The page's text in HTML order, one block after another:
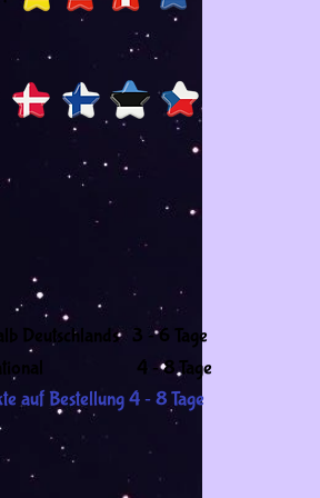
Deutschlands 3 -6 Tage
4 -8 Tage
auf Bestellung 4 - 8 Tage